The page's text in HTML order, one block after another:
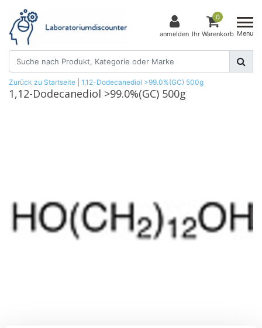
anmelden
0
Ihr Warenkorb Menu
Zurück zu Startseite 1,12-Dodecanediol >99.0%(GC) 500g
1,12-Dodecanediol >99.0%(GC) 500g